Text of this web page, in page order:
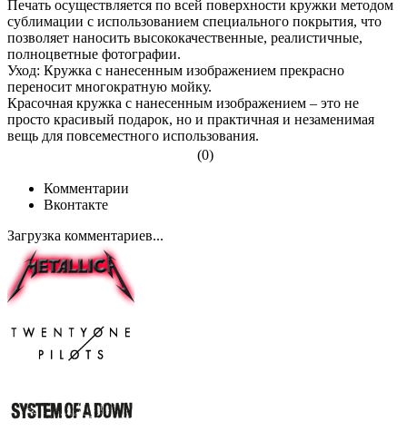
Печать осуществляется по всей поверхности кружки методом
сублимации с использованием специального покрытия, что
позволяет наносить высококачественные, реалистичные,
полноцветные фотографии.
Уход: Кружка с нанесенным изображением прекрасно
переносит многократную мойку.
Красочная кружка с нанесенным изображением – это не
просто красивый подарок, но и практичная и незаменимая
вещь для повсеместного использования.
(0)
Комментарии
Вконтакте
Загрузка комментариев...